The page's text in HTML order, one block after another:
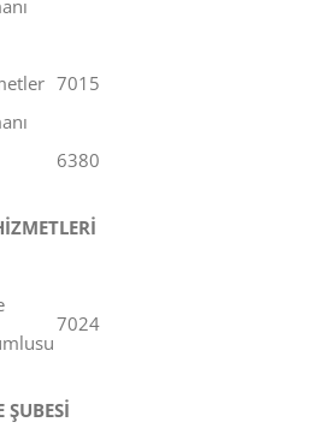
7015
6380
7024
ŞUBESİ